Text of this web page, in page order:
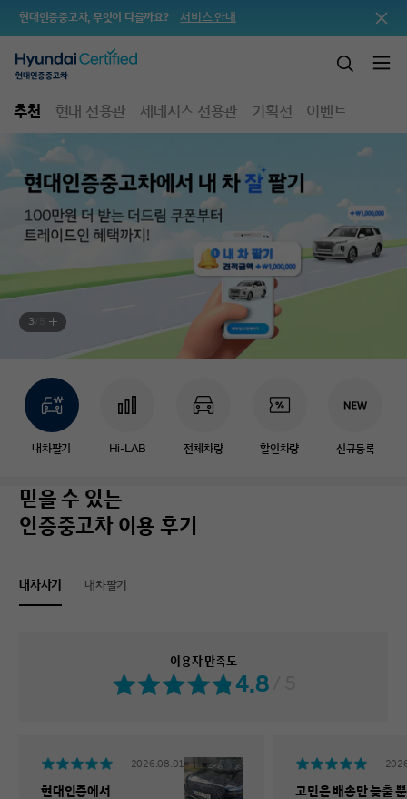
현대인증중고차, 무엇이 다를까요? 서비스 안내
추천 현대 전용관 제네시스 전용관 기획전 이벤트
3
내차팔기 Hi-LAB 전체차량 할인차량 신규등록
믿을 수 있는
인증중고차 이용 후기
내차사기 내차팔기
이용자 만족도
4.8
2026.08.01
현대인증에서
고민은 배송만 늦출